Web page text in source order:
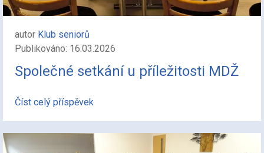
autor Klub seniorů
Publikováno: 16.03.2026
Společné setkání u příležitosti MDŽ
Číst celý příspěvek